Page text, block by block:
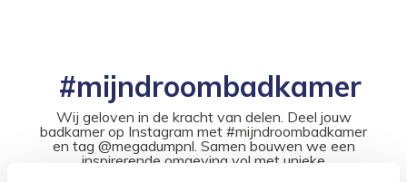
#mijndroombadkamer
Wij geloven in de kracht van delen. Deel jouw
badkamer op Instagram met #mijndroombadkamer
en tag @megadumpnl. Samen bouwen we een
inspirerende omgeving vol met unieke